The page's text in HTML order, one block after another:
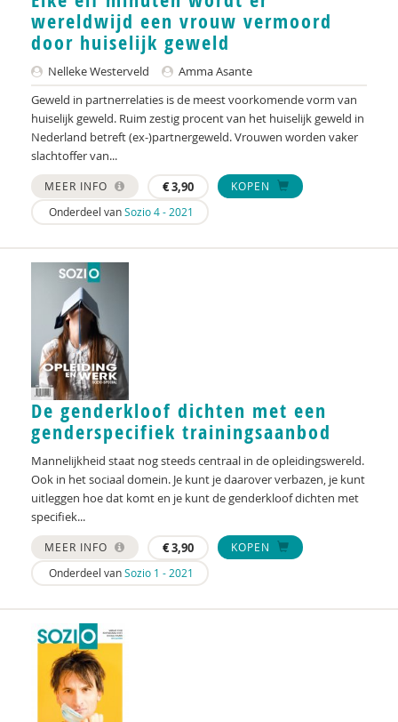
Monique Meulemans
Joy Moonen
Christa Nieuwboer
Fieke Pannebakker
Marieke van der Pers
Madelon Pieper
Roos Pijpers
Arend Jan Poelarends
Jeannette Pols
Marieke Rauhé-Bos
Gerrianne Rozema
Henrique Sachse
Inge Saris
Ellin Simon
Jale Simsek
Luuc Smit
Lian Smits
Han Spanjaard
Arianne Struik
Annelies Sturm
wereldwijd een vrouw vermoord
door huiselijk geweld
Nelleke Westerveld
Amma Asante
Geweld in partnerrelaties is de meest voorkomende vorm van
huiselijk geweld. Ruim zestig procent van het huiselijk geweld in
Nederland betreft (ex-)partnergeweld. Vrouwen worden vaker
slachtoffer van...
MEER INFO €3,90
KOPEN
Onderdeel vanSozio 4 - 2021
De genderkloof dichten met een
genderspecifiek trainingsaanbod
Mannelijkheid staat nog steeds centraal in de opleidingswereld.
Ook in het sociaal domein. Je kunt je daarover verbazen, je kunt
uitleggen hoe dat komt en je kunt de genderkloof dichten met
specifiek...
MEER INFO €3,90
KOPEN
Onderdeel vanSozio 1 - 2021